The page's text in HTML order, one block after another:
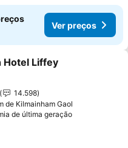
Ver preços
aos favoritos
Hotel Liffey
14.598
de Kilmainham Gaol
de última geraçãoVer preços